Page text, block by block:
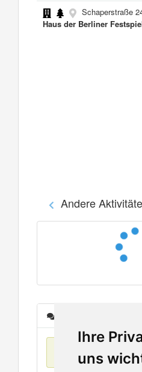
Ihre
uns
Schaperstraße
Haus der Berliner
Andere
Keine Einträge